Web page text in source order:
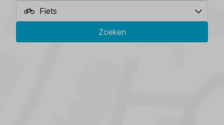
Fiets
Zoeken